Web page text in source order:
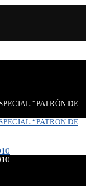
“PATRÓN DE
“PATRÓN DE
AND HUMAN